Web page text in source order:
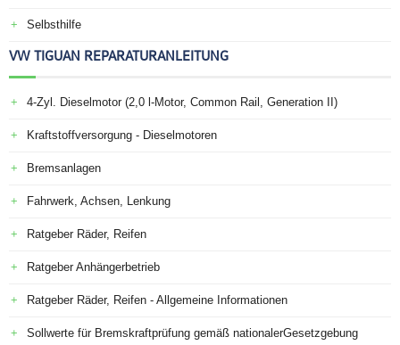
Selbsthilfe
VW TIGUAN REPARATURANLEITUNG
4-Zyl. Dieselmotor (2,0 l-Motor, Common Rail, Generation II)
Kraftstoffversorgung - Dieselmotoren
Bremsanlagen
Fahrwerk, Achsen, Lenkung
Ratgeber Räder, Reifen
Ratgeber Anhängerbetrieb
Ratgeber Räder, Reifen - Allgemeine Informationen
Sollwerte für Bremskraftprüfung gemäß nationalerGesetzgebung